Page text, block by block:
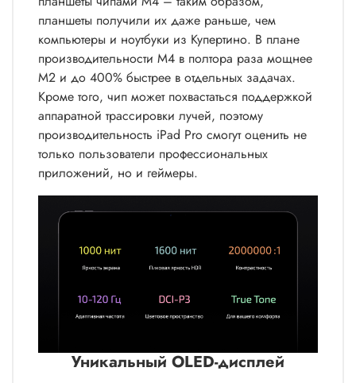
планшеты получили их даже раньше, чем
компьютеры и ноутбуки из Купертино. В плане
производительности M4 в полтора раза мощнее
M2 и до 400% быстрее в отдельных задачах.
Кроме того, чип может похвастаться поддержкой
аппаратной трассировки лучей, поэтому
производительность iPad Pro смогут оценить не
только пользователи профессиональных
приложений, но и геймеры.
Уникальный OLED-дисплей